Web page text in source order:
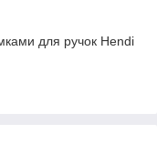
для ручок Hendi